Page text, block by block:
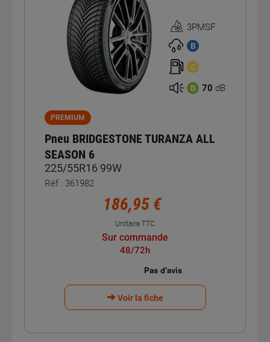
Homologation
3PMSF
3PMSF
B
C
B 70 dB
PREMIUM
Pneu BRIDGESTONE TURANZA ALL
SEASON 6
225/55R16 99W
Réf : 361982
186,95 €
Unitaire TTC
Sur commande
48/72h
Voir la fiche